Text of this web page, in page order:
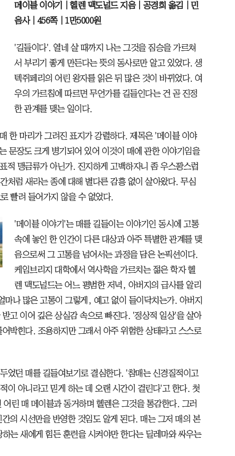
메이블 이야기｜헬렌 맥도널드 지음｜공경희 옮김｜민
음사｜456쪽｜1만5000원
'길들이다'. 열네 살 때까지 나는 그것을 짐승을 가르쳐
서 부리기 좋게 만든다는 뜻의 동사로만 알고 있었다. 생
텍쥐페리의 어린 왕자를 읽은 뒤 많은 것이 바뀌었다. 여
우의 가르침에 따르면 무언가를 길들인다는 건 곧 진정
한 관계를 맺는 일이다.
한 마리가 그려진 표지가 강렬하다. 제목은 '메이블 이야
문장도 크게 병기되어 있어 이것이 매에 관한 이야기임을
적 맹금류가 아닌가. 진지하게 고백하자니 좀 우스꽝스럽
처럼 새라는 종에 대해 별다른 감흥 없이 살아왔다. 무심
빨려 들어가지 않을 수 없었다.
'메이블 이야기'는 매를 길들이는 이야기인 동시에 고통
속에 놓인 한 인간이 다른 대상과 아주 특별한 관계를 맺
음으로써 그 고통을 넘어서는 과정을 담은 논픽션이다.
케임브리지 대학에서 역사학을 가르치는 젊은 학자 헬
렌 맥도널드는 어느 평범한 저녁, 아버지의 급사를 알리
마나 많은 고통이 그렇게, 예고 없이 들이닥치는가. 아버지
고 이어 깊은 상실감 속으로 빠진다. '정상적 일상'을 살아
박힌다. 조용하지만 그래서 아주 위험한 상태라고 스스로
었던 매를 길들여보기로 결심한다. '참매는 신경질적이고
이 아니라고 믿게 하는 데 오랜 시간이 걸린다'고 한다. 첫
린 매 메이블과 동거하며 헬렌은 그것을 통감한다. 그러
의 시선만을 반영한 것임도 알게 된다. 매는 그저 매의 본
는 새에게 힘든 훈련을 시켜야만 한다는 딜레마와 싸우는